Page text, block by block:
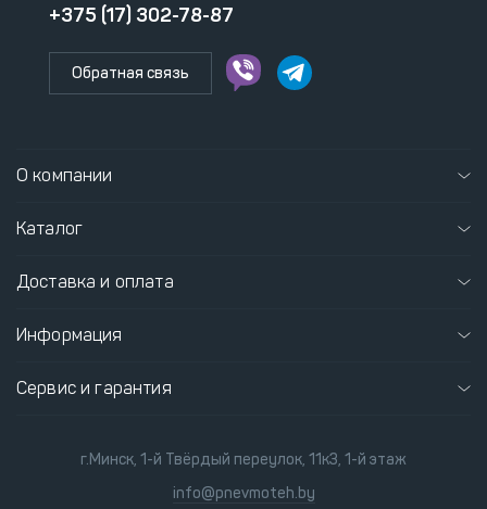
+375 (17) 302-78-87
Обратная связь
О компании
Каталог
Доставка и оплата
Информация
Сервис и гарантия
г.Минск, 1-й Твёрдый переулок, 11к3, 1-й этаж
info@pnevmoteh.by